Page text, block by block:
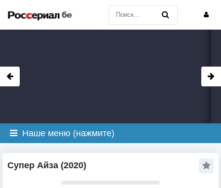
Наше меню (нажмите)
Супер Айза (2020)